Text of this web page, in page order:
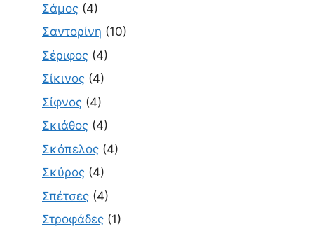
Σάμος (4)
Σαντορίνη (10)
Σέριφος (4)
Σίκινος (4)
Σίφνος (4)
Σκιάθος (4)
Σκόπελος (4)
Σκύρος (4)
Σπέτσες (4)
Στροφάδες (1)